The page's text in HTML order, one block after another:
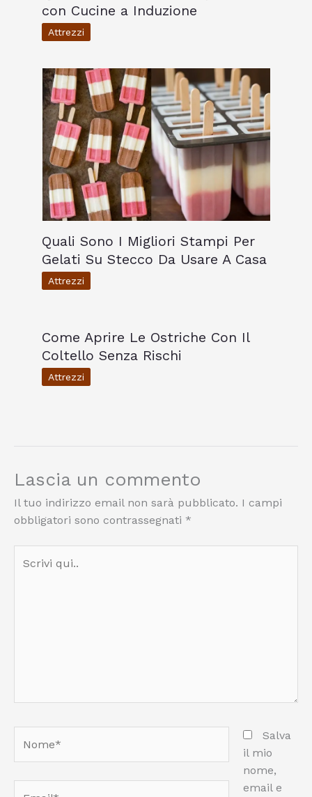
con Cucine a Induzione
Attrezzi
Quali Sono I Migliori Stampi Per
Gelati Su Stecco Da Usare A Casa
Attrezzi
Come Aprire Le Ostriche Con Il
Coltello Senza Rischi
Attrezzi
Lascia un commento
Il tuo indirizzo email non sarà pubblicato. I campi
obbligatori sono contrassegnati *
qui..
Salva
il mio
nome,
email e